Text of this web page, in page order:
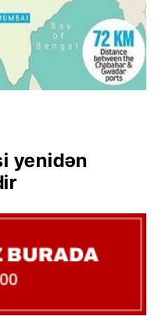
yenidən